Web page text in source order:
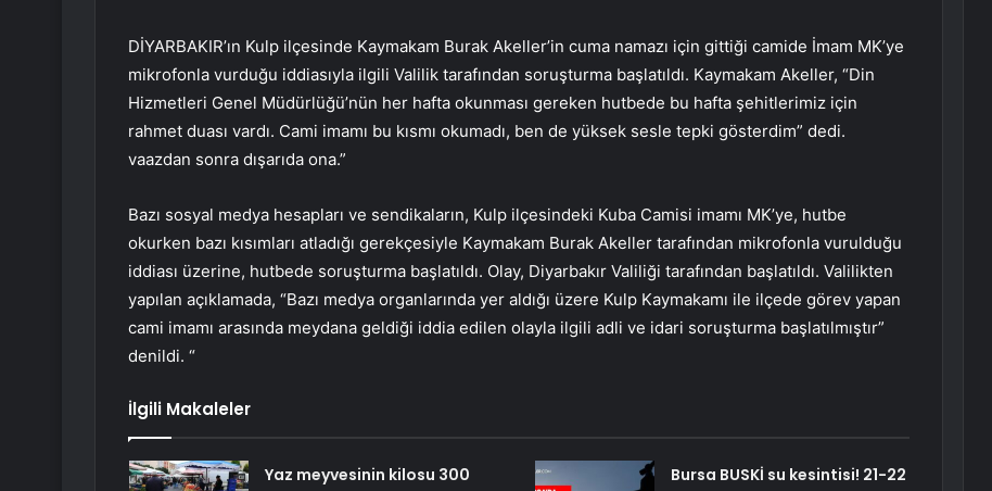
DİYARBAKIR’ın Kulp ilçesinde Kaymakam Burak Akeller’in cuma namazı için gittiği camide İmam MK’ye
mikrofonla vurduğu iddiasıyla ilgili Valilik tarafından soruşturma başlatıldı. Kaymakam Akeller, “Din
Hizmetleri Genel Müdürlüğü’nün her hafta okunması gereken hutbede bu hafta şehitlerimiz için
rahmet duası vardı. Cami imamı bu kısmı okumadı, ben de yüksek sesle tepki gösterdim” dedi.
vaazdan sonra dışarıda ona.”
Bazı sosyal medya hesapları ve sendikaların, Kulp ilçesindeki Kuba Camisi imamı MK’ye, hutbe
okurken bazı kısımları atladığı gerekçesiyle Kaymakam Burak Akeller tarafından mikrofonla vurulduğu
iddiası üzerine, hutbede soruşturma başlatıldı. Olay, Diyarbakır Valiliği tarafından başlatıldı. Valilikten
yapılan açıklamada, “Bazı medya organlarında yer aldığı üzere Kulp Kaymakamı ile ilçede görev yapan
cami imamı arasında meydana geldiği iddia edilen olayla ilgili adli ve idari soruşturma başlatılmıştır”
denildi. “
İlgili Makaleler
Yaz meyvesinin kilosu 300
Bursa BUSKİ su kesintisi! 21-22